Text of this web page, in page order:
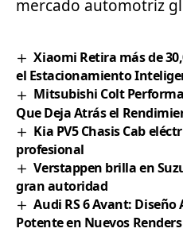
mercado automotriz
Xiaomi Retira más de
el Estacionamiento
Mitsubishi Colt
Que Deja Atrás el
Kia PV5 Chasis Cab
profesional
Verstappen brilla en
gran autoridad
Audi RS 6 Avant:
Potente en Nuevos Renders